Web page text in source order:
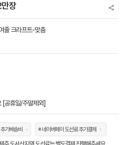
장
줄 크라프트-맞춤
[공휴일/주말제외]
가배송비 ※ 네이버페이 도선료 추가결제